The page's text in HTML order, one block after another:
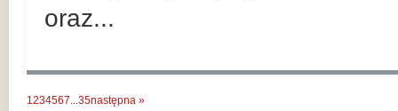
oraz...
1234567...35następna »